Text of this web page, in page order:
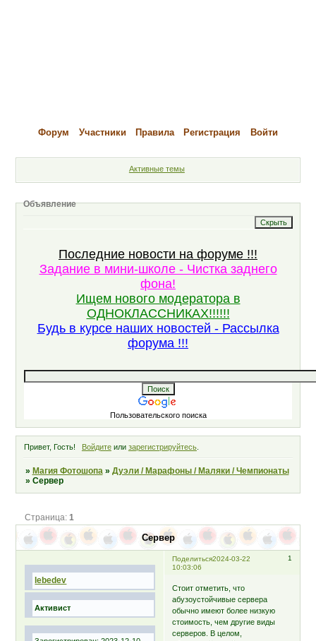
Форум Участники Правила Регистрация Войти
Активные темы
Объявление
Последние новости на форуме !!!
Задание в мини-школе - Чистка заднего
фона!
Ищем нового модератора в
ОДНОКЛАССНИКАХ!!!!!!
Будь в курсе наших новостей - Рассылка
форума !!!
Пользовательского поиска
Привет, Гость! Войдитеили зарегистрируйтесь.
» Магия Фотошопа » Дуэли / Марафоны / Маляки / Чемпионаты
» Сервер
Сервер
Страница: 1
Поделиться 1
2024-03-22
10:03:06
lebedev
Активист
Cтоит отметить, что
абузоустойчивые сервера
обычно имеют более низкую
стоимость, чем другие виды
серверов. В целом,